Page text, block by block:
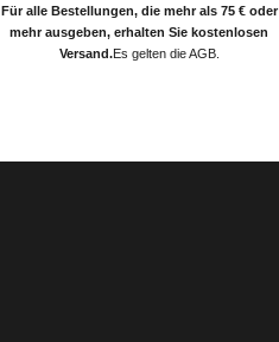
Für alle Bestellungen, die mehr als 75 € oder
mehr ausgeben, erhalten Sie kostenlosen
Versand.Es gelten die AGB.